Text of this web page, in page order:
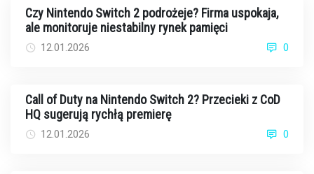
Czy Nintendo Switch 2 podrożeje? Firma uspokaja,
ale monitoruje niestabilny rynek pamięci
12.01.2026 0
Call of Duty na Nintendo Switch 2? Przecieki z CoD
HQ sugerują rychłą premierę
12.01.2026 0